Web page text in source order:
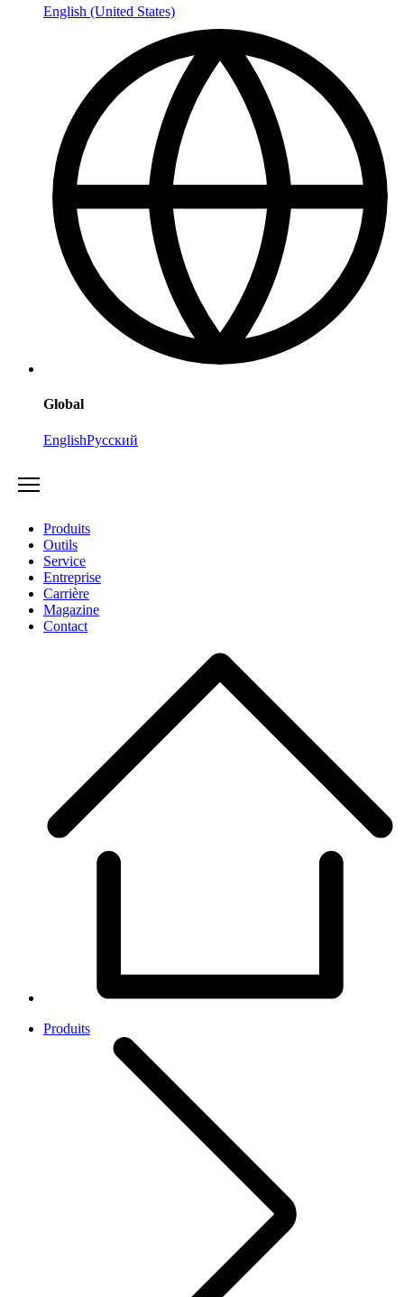
English (United States)
Global
EnglishРусский
Produits
Outils
Service
Entreprise
Carrière
Magazine
Contact
Produits